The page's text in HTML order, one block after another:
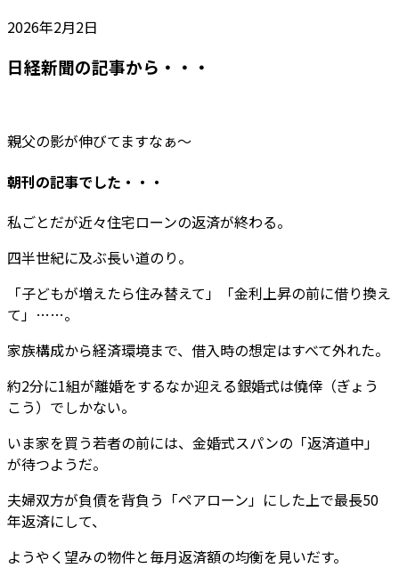
2026年2月2日
日経新聞の記事から・・・
親父の影が伸びてますなぁ～
朝刊の記事でした・・・
私ごとだが近々住宅ローンの返済が終わる。
四半世紀に及ぶ長い道のり。
「子どもが増えたら住み替えて」「金利上昇の前に借り換え
て」……。
家族構成から経済環境まで、借入時の想定はすべて外れた。
約2分に1組が離婚をするなか迎える銀婚式は僥倖（ぎょう
こう）でしかない。
いま家を買う若者の前には、金婚式スパンの「返済道中」
が待つようだ。
夫婦双方が負債を背負う「ペアローン」にした上で最長50
年返済にして、
ようやく望みの物件と毎月返済額の均衡を見いだす。